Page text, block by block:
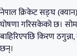
नेपाल क्रिकेट सङ्घ
घोषणा गरिसकेको छ।
बाहिरिएपछि किरण
छन्।